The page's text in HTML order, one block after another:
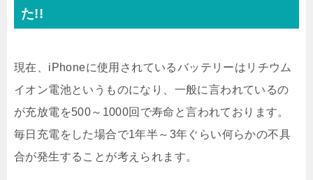
た!!
現在、iPhoneに使用されているバッテリーはリチウム
イオン電池というものになり、一般に言われているの
が充放電を500～1000回で寿命と言われております。
毎日充電をした場合で1年半～3年ぐらい何らかの不具
合が発生することが考えられます。